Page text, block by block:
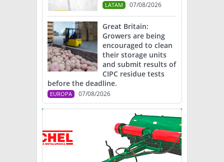
LATAM 07/08/2026
Great Britain:
Growers are being
encouraged to clean
their storage units
and submit results of
CIPC residue tests
before the deadline.
EUROPA 07/08/2026